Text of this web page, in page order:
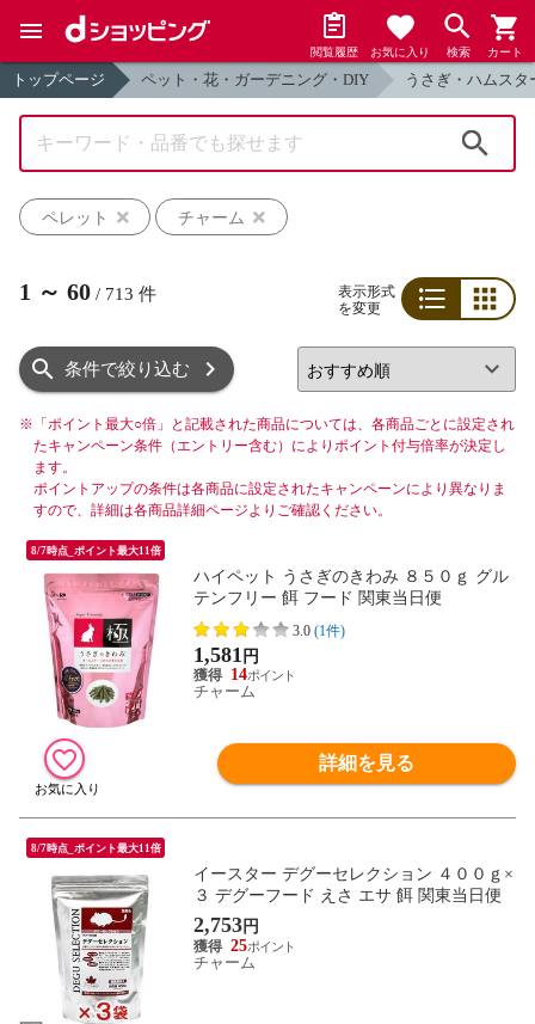
閲覧履歴 お気に入り 検索 カート
トップページ ペット・花・ガーデニング・DIY うさぎ・ハムスタ
ペレット
チャーム
1 ～ 60 / 713 件
表示形式
を変更
条件で絞り込む
※ 「ポイント最大○倍」と記載された商品については、各商品ごとに設定され
たキャンペーン条件（エントリー含む）によりポイント付与倍率が決定し
ます。
ポイントアップの条件は各商品に設定されたキャンペーンにより異なりま
すので、詳細は各商品詳細ページよりご確認ください。
8/7時点_ポイント最大11倍
ハイペット うさぎのきわみ ８５０ｇ グル
テンフリー 餌 フード 関東当日便
3.0 (1件)
1,581 円
14
チャーム
詳細を見る
8/7時点_ポイント最大11倍
イースター デグーセレクション ４００ｇ×
３ デグーフード えさ エサ 餌 関東当日便
2,753円
25
チャーム